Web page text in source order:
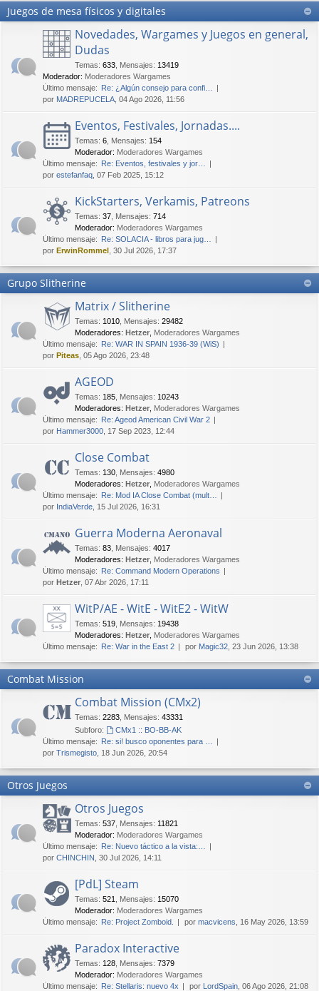
Juegos de mesa físicos y digitales
Novedades, Wargames y Juegos en general,
Dudas
Temas: 633 Mensajes: 13419
Moderador: Moderadores Wargames
Último mensaje: Re: ¿Algún consejo para confi…
por MADREPUCELA , 04 Ago 2026, 11:56
Eventos, Festivales, Jornadas....
Temas: 6 Mensajes: 154
Moderador: Moderadores Wargames
Último mensaje: Re: Eventos, festivales y jor…
por estefanfaq , 07 Feb 2025, 15:12
KickStarters, Verkamis, Patreons
Temas: 37 Mensajes: 714
Moderador: Moderadores Wargames
Último mensaje: Re: SOLACIA - libros para jug…
por ErwinRommel , 30 Jul 2026, 17:37
Grupo Slitherine
Matrix / Slitherine
Temas: 1010 Mensajes: 29482
Moderadores: Hetzer Moderadores Wargames
Último mensaje: Re: WAR IN SPAIN 1936-39 (WiS)
por Piteas , 05 Ago 2026, 23:48
AGEOD
Temas: 185 Mensajes: 10243
Moderadores: Hetzer Moderadores Wargames
Último mensaje: Re: Ageod American Civil War 2
por Hammer3000 , 17 Sep 2023, 12:44
Close Combat
Temas: 130 Mensajes: 4980
Moderadores: Hetzer Moderadores Wargames
Último mensaje: Re: Mod IA Close Combat (mult…
por IndiaVerde , 15 Jul 2026, 16:31
Guerra Moderna Aeronaval
Temas: 83 Mensajes: 4017
Moderadores: Hetzer Moderadores Wargames
Último mensaje: Re: Command Modern Operations
por Hetzer , 07 Abr 2026, 17:11
WitP/AE - WitE - WitE2 - WitW
Temas: 519 Mensajes: 19438
Moderadores: Hetzer Moderadores Wargames
Último mensaje: Re: War in the East 2 por Magic32 , 23 Jun 2026, 13:38
Combat Mission
Combat Mission (CMx2)
Temas: 2283 Mensajes: 43331
Subforo:
CMx1 :: BO-BB-AK
Último mensaje: Re: si! busco oponentes para …
por Trismegisto , 18 Jun 2026, 20:54
Otros Juegos
Otros Juegos
Temas: 537 Mensajes: 11821
Moderador: Moderadores Wargames
Último mensaje: Re: Nuevo táctico a la vista:…
por CHINCHIN , 30 Jul 2026, 14:11
[PdL] Steam
Temas: 521 Mensajes: 15070
Moderador: Moderadores Wargames
Último mensaje: Re: Project Zomboid. por macvicens , 16 May 2026, 13:59
Paradox Interactive
Temas: 128 Mensajes: 7379
Moderador: Moderadores Wargames
Último mensaje: Re: Stellaris: nuevo 4x por LordSpain , 06 Ago 2026, 21:08